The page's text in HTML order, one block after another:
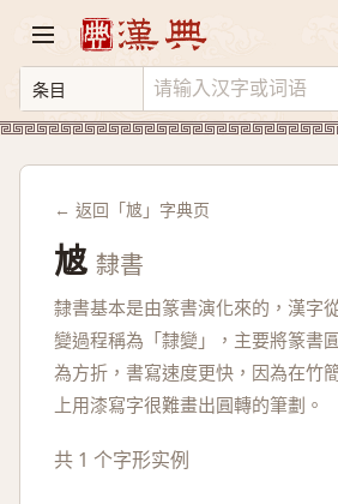
← 返回「㝿」字典页
㝿 隸書
隸書基本是由篆書演化來的，漢字
變過程稱為「隸變」，主要將篆書
為方折，書寫速度更快，因為在竹
上用漆寫字很難畫出圓轉的筆劃。
共 1 个字形实例